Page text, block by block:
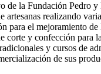
de la Fundación Pedro y
artesanas realizando
para el mejoramiento
corte y confección para
y cursos de
de sus